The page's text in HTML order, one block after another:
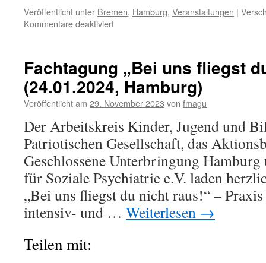
Veröffentlicht unter Bremen, Hamburg, Veranstaltungen |
Kommentare deaktiviert
fliegst
Du
nicht
raus!
–
von
der
Fachtagung
zu
„Port
Nord“
am
24.
Fachtagung „Bei uns fliegst
(24.01.2024, Hamburg)
Veröffentlicht am 29. November 2023 von fmagu
Der Arbeitskreis Kinder, Jugend und
Patriotischen Gesellschaft, das
Geschlossene Unterbringung
für Soziale Psychiatrie e.V. laden
„Bei uns fliegst du nicht raus!“ –
intensiv- und … Weiterlesen →
Teilen mit: